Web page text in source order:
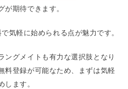
が期待できます。
気軽に始められる点が魅力です。
ングメイトも有力な選択肢となり
料登録が可能なため、まずは気軽
します。